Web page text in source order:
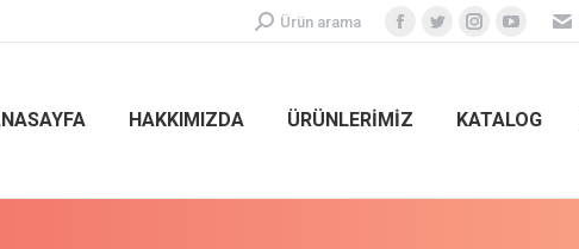
Ürün arama
HAKKIMIZDA ÜRÜNLERİMİZ KATALOG